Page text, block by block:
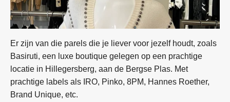
Er zijn van die parels die je liever voor jezelf houdt, zoals
Basiruti, een luxe boutique gelegen op een prachtige
locatie in Hillegersberg, aan de Bergse Plas. Met
prachtige labels als IRO, Pinko, 8PM, Hannes Roether,
Brand Unique, etc.